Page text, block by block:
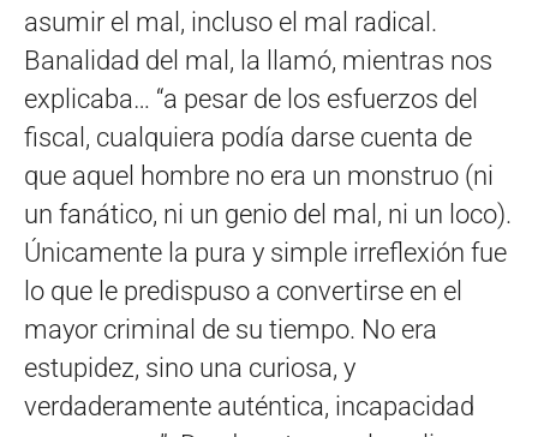
asumir el mal, incluso el mal radical.
Banalidad del mal, la llamó, mientras nos
explicaba… “a pesar de los esfuerzos del
fiscal, cualquiera podía darse cuenta de
que aquel hombre no era un monstruo (ni
un fanático, ni un genio del mal, ni un loco).
Únicamente la pura y simple irreflexión fue
lo que le predispuso a convertirse en el
mayor criminal de su tiempo. No era
estupidez, sino una curiosa, y
verdaderamente auténtica, incapacidad